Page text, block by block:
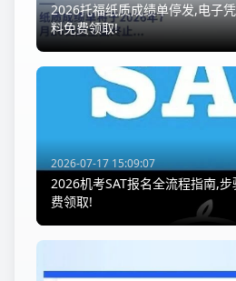
2026托福纸质成绩单停发,电子
料免费领取!
2026-07-17 15:09:07
2026机考SAT报名全流程指南,
费领取!